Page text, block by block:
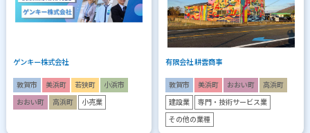
ゲンキー株式会社
敦賀市 美浜町 若狭町 小浜市
おおい町 高浜町 小売業
有限会社 耕雲商事
敦賀市 美浜町 おおい町 高浜町
建設業 専門・技術サービス業
その他の業種